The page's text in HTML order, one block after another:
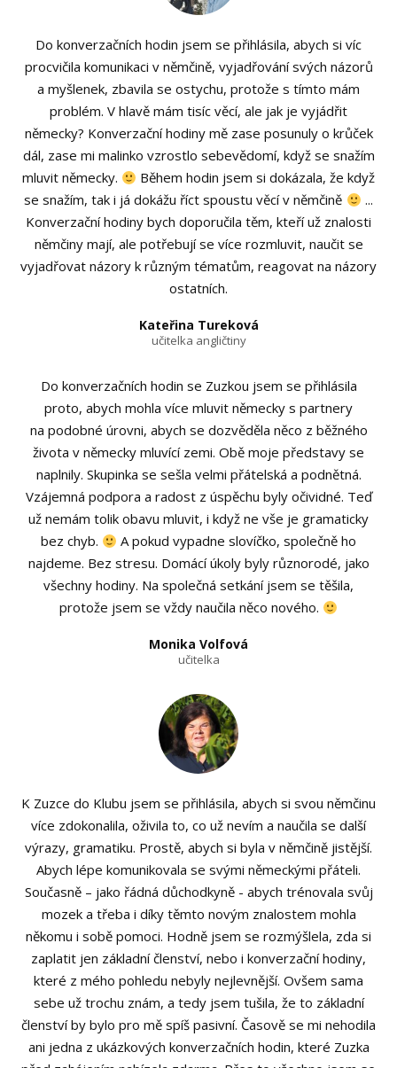
Do konverzačních hodin jsem se přihlásila, abych si víc
procvičila komunikaci v němčině, vyjadřování svých názorů
a myšlenek, zbavila se ostychu, protože s tímto mám
problém. V hlavě mám tisíc věcí, ale jak je vyjádřit
německy? Konverzační hodiny mě zase posunuly o krůček
dál, zase mi malinko vzrostlo sebevědomí, když se snažím
mluvit německy.
Během hodin jsem si dokázala, že když
se snažím, tak i já dokážu říct spoustu věcí v němčině
...
Konverzační hodiny bych doporučila těm, kteří už znalosti
němčiny mají, ale potřebují se více rozmluvit, naučit se
vyjadřovat názory k různým tématům, reagovat na názory
ostatních.
Kateřina Tureková
učitelka angličtiny
Do konverzačních hodin se Zuzkou jsem se přihlásila
proto, abych mohla více mluvit německy s partnery
na podobné úrovni, abych se dozvěděla něco z běžného
života v německy mluvící zemi. Obě moje představy se
naplnily. Skupinka se sešla velmi přátelská a podnětná.
Vzájemná podpora a radost z úspěchu byly očividné. Teď
už nemám tolik obavu mluvit, i když ne vše je gramaticky
bez chyb.
A pokud vypadne slovíčko, společně ho
najdeme. Bez stresu. Domácí úkoly byly různorodé, jako
všechny hodiny. Na společná setkání jsem se těšila,
protože jsem se vždy naučila něco nového.
Monika Volfová
učitelka
K Zuzce do Klubu jsem se přihlásila, abych si svou němčinu
více zdokonalila, oživila to, co už nevím a naučila se další
výrazy, gramatiku. Prostě, abych si byla v němčině jistější.
Abych lépe komunikovala se svými německými přáteli.
Současně – jako řádná důchodkyně - abych trénovala svůj
mozek a třeba i díky těmto novým znalostem mohla
někomu i sobě pomoci. Hodně jsem se rozmýšlela, zda si
zaplatit jen základní členství, nebo i konverzační hodiny,
které z mého pohledu nebyly nejlevnější. Ovšem sama
sebe už trochu znám, a tedy jsem tušila, že to základní
členství by bylo pro mě spíš pasivní. Časově se mi nehodila
ani jedna z ukázkových konverzačních hodin, které Zuzka